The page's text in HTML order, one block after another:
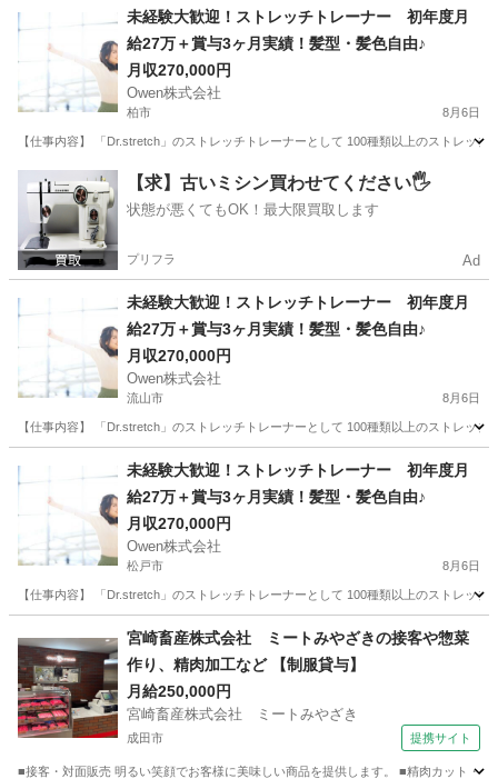
新浦安駅 ホテル
未経験大歓迎！ストレッチトレーナー 初年度月
給27万＋賞与3ヶ月実績！髪型・髪色自由♪
月収270,000円
Owen株式会社
柏市 8月6日
【仕事内容】 「Dr.stretch」のストレッチトレーナーとして 100種類以上のストレッ
千葉 柏市 サービス業 未経験
【求】古いミシン買わせてください🖐️
状態が悪くてもOK！最大限買取します
プリフラ Ad
未経験大歓迎！ストレッチトレーナー 初年度月
給27万＋賞与3ヶ月実績！髪型・髪色自由♪
月収270,000円
Owen株式会社
流山市 8月6日
【仕事内容】 「Dr.stretch」のストレッチトレーナーとして 100種類以上のストレッ
サービス業 未経験
未経験大歓迎！ストレッチトレーナー 初年度月
給27万＋賞与3ヶ月実績！髪型・髪色自由♪
月収270,000円
Owen株式会社
松戸市 8月6日
【仕事内容】 「Dr.stretch」のストレッチトレーナーとして 100種類以上のストレッ
サービス業 未経験
宮崎畜産株式会社 ミートみやざきの接客や惣菜
作り、精肉加工など 【制服貸与】
月給250,000円
宮崎畜産株式会社 ミートみやざき
成田市 提携サイト
■接客・対面販売 明るい笑顔でお客様に美味しい商品を提供します。 ■精肉カット・